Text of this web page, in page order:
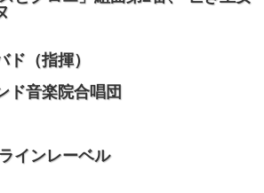
（指揮）
ド音楽院合唱団
インレーベル